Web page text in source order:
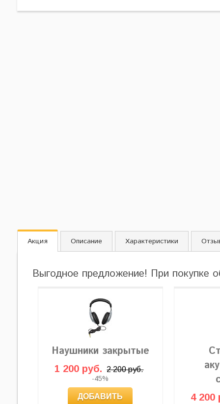
Акция Описание Характеристики
Выгодное предложение! При покупке
Наушники закрытые
1 200 руб. 2 200 руб.
-45%
ДОБАВИТЬ 4 200